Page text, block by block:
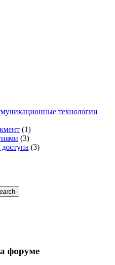
технологии
(1)
(3)
(3)
форуме